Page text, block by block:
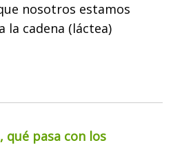
nosotros estamos
la cadena (láctea)
qué pasa con los